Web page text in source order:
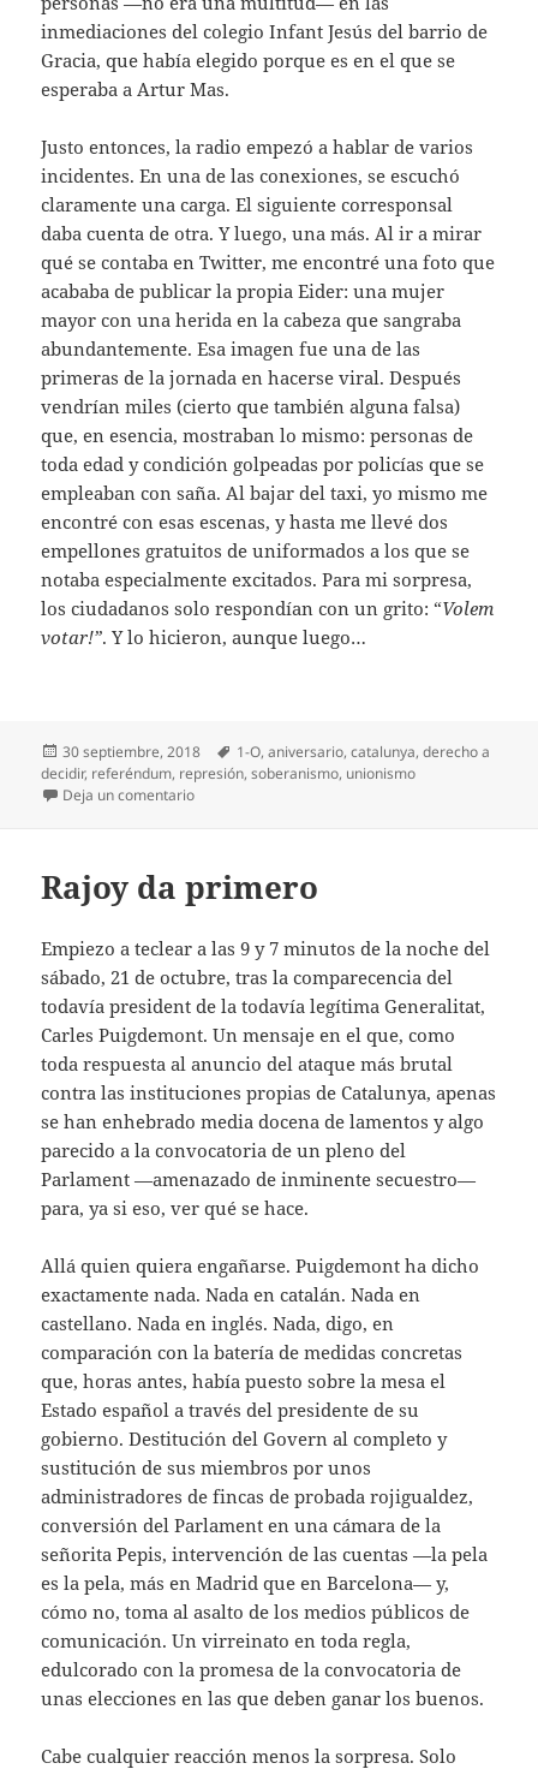
inmediaciones del colegio Infant Jesús del barrio de
Gracia, que había elegido porque es en el que se
esperaba a Artur Mas.
Justo entonces, la radio empezó a hablar de varios
incidentes. En una de las conexiones, se escuchó
claramente una carga. El siguiente corresponsal
daba cuenta de otra. Y luego, una más. Al ir a mirar
qué se contaba en Twitter, me encontré una foto que
acababa de publicar la propia Eider: una mujer
mayor con una herida en la cabeza que sangraba
abundantemente. Esa imagen fue una de las
primeras de la jornada en hacerse viral. Después
vendrían miles (cierto que también alguna falsa)
que, en esencia, mostraban lo mismo: personas de
toda edad y condición golpeadas por policías que se
empleaban con saña. Al bajar del taxi, yo mismo me
encontré con esas escenas, y hasta me llevé dos
empellones gratuitos de uniformados a los que se
notaba especialmente excitados. Para mi sorpresa,
los ciudadanos solo respondían con un grito: “Volem
votar!”. Y lo hicieron, aunque luego…
Publicado
el
30 septiembre, 2018 Etiquetas
1-O,aniversario,catalunya,derecho a
decidir, referéndum, represión,soberanismo, unionismo
Deja un comentarioen 1-O, aniversario
Rajoy da primero
Empiezo a teclear a las 9 y 7 minutos de la noche del
sábado, 21 de octubre, tras la comparecencia del
todavía president de la todavía legítima Generalitat,
Carles Puigdemont. Un mensaje en el que, como
toda respuesta al anuncio del ataque más brutal
contra las instituciones propias de Catalunya, apenas
se han enhebrado media docena de lamentos y algo
parecido a la convocatoria de un pleno del
Parlament —amenazado de inminente secuestro—
para, ya si eso, ver qué se hace.
Allá quien quiera engañarse. Puigdemont ha dicho
exactamente nada. Nada en catalán. Nada en
castellano. Nada en inglés. Nada, digo, en
comparación con la batería de medidas concretas
que, horas antes, había puesto sobre la mesa el
Estado español a través del presidente de su
gobierno. Destitución del Govern al completo y
sustitución de sus miembros por unos
administradores de fincas de probada rojigualdez,
conversión del Parlament en una cámara de la
señorita Pepis, intervención de las cuentas —la pela
es la pela, más en Madrid que en Barcelona— y,
cómo no, toma al asalto de los medios públicos de
comunicación. Un virreinato en toda regla,
edulcorado con la promesa de la convocatoria de
unas elecciones en las que deben ganar los buenos.
Cabe cualquier reacción menos la sorpresa. Solo